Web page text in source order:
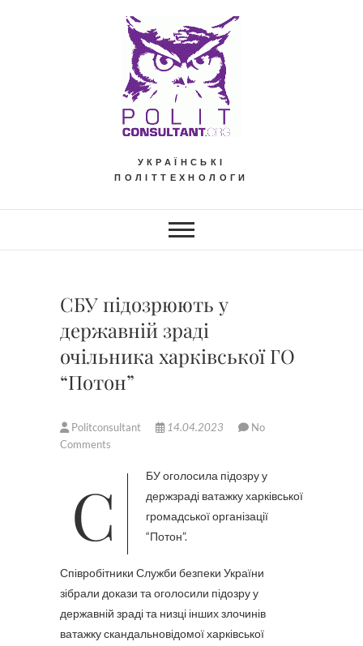
УКРАЇНСЬКІ
ПОЛІТТЕХНОЛОГИ
СБУ підозрюють у
державній зраді
очільника харківської ГО
“Потон”
Politconsultant 14.04.2023
No
Comments
СБУ оголосила підозру у
держзраді ватажку харківської
громадської організації
“Потон”.
Співробітники Служби безпеки України
зібрали докази та оголосили підозру у
державній зраді та низці інших злочинів
ватажку скандальновідомої харківської